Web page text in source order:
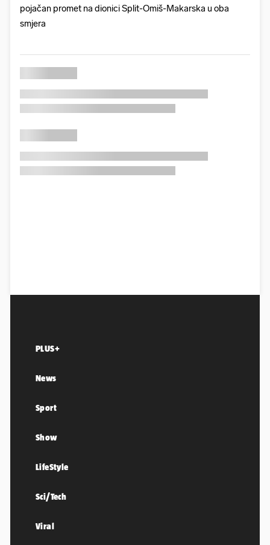
pojačan promet na dionici Split-Omiš-Makarska u oba
smjera
PLUS+
News
Sport
Show
LifeStyle
Sci/Tech
Viral